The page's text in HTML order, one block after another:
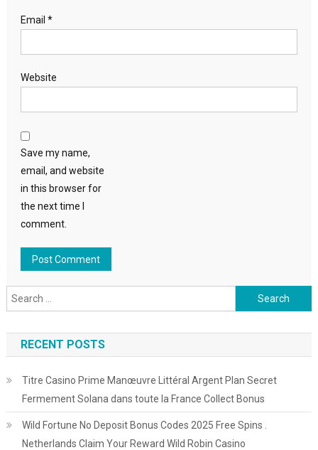
Email *
Website
Save my name,
email, and website
in this browser for
the next time I
comment.
Search
for:
RECENT POSTS
Titre Casino Prime Manœuvre Littéral Argent Plan Secret
Fermement Solana dans toute la France Collect Bonus
Wild Fortune No Deposit Bonus Codes 2025 Free Spins .
Netherlands Claim Your Reward Wild Robin Casino